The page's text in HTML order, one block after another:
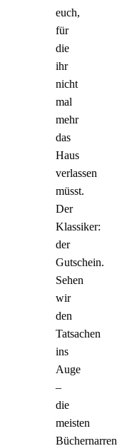
euch,
für
die
ihr
nicht
mal
mehr
das
Haus
verlassen
müsst.
Der
Klassiker:
der
Gutschein.
Sehen
wir
den
Tatsachen
ins
Auge
–
die
meisten
Büchernarren